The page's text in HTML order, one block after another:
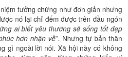
niệm tưởng chừng như đơn giản nhưng
nó lại chỉ đếm được trên đầu ngón
ai biết yêu thương sẽ sống tốt đẹp
hơn nhận về”. Nhưng tự bản thân
gì ngoài lời nói. Xã hội này có không